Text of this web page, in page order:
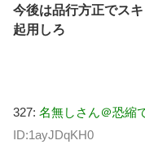
今後は品行方正でス
起用しろ
327: 名無しさん＠恐縮
ID:1ayJDqKH0